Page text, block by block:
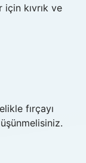
kıvrık ve
fırçayı